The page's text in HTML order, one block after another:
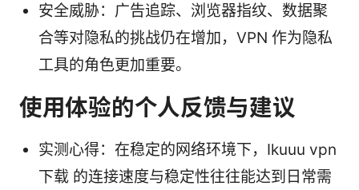
安全威胁：广告追踪、浏览器指纹、数据聚
合等对隐私的挑战仍在增加，VPN 作为隐私
工具的角色更加重要。
使用体验的个人反馈与建议
实测心得：在稳定的网络环境下，Ikuuu vpn
下载 的连接速度与稳定性往往能达到日常需